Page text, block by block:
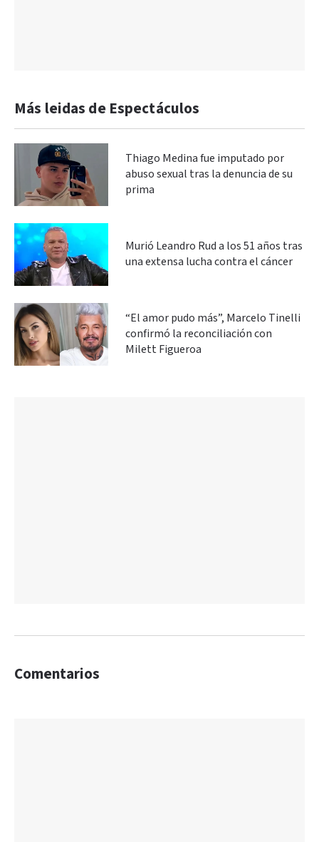
Más leidas de Espectáculos
Thiago Medina fue imputado por
abuso sexual tras la denuncia de su
prima
Murió Leandro Rud a los 51 años tras
una extensa lucha contra el cáncer
“El amor pudo más”, Marcelo Tinelli
confirmó la reconciliación con
Milett Figueroa
Comentarios